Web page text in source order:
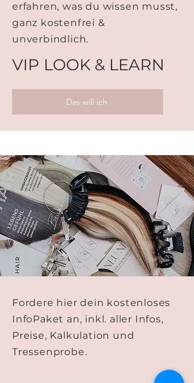
erfahren, was du wissen musst,
ganz kostenfrei &
unverbindlich.
VIP LOOK & LEARN
Das will ich
Fordere hier dein kostenloses
InfoPaket an, inkl. aller Infos,
Preise, Kalkulation und
Tressenprobe.